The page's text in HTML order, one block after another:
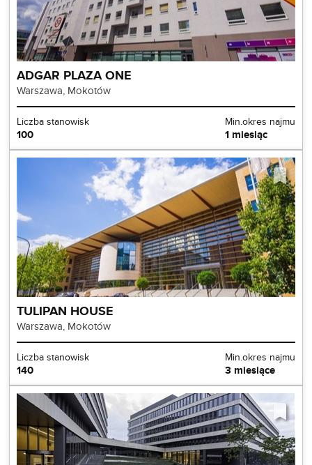
ADGAR PLAZA ONE
Warszawa, Mokotów
Liczba stanowisk
100
Min.okres najmu
1 miesiąc
TULIPAN HOUSE
Warszawa, Mokotów
Liczba stanowisk
140
Min.okres najmu
3 miesiące